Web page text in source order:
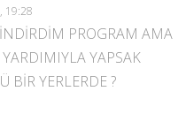
19:28
PROGRAM AMA
YAPSAK
BİR YERLERDE ?